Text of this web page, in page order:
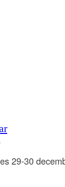
29-30